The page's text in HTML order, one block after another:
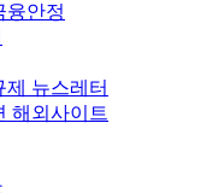
융안정
제 뉴스레터
해외사이트